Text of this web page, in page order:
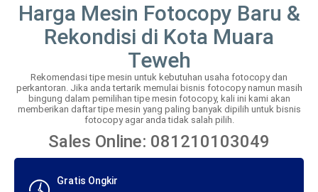
Harga Mesin Fotocopy Baru &
Rekondisi di Kota Muara
Teweh
Rekomendasi tipe mesin untuk kebutuhan usaha fotocopy dan
perkantoran. Jika anda tertarik memulai bisnis fotocopy namun masih
bingung dalam pemilihan tipe mesin fotocopy, kali ini kami akan
memberikan daftar tipe mesin yang paling banyak dipilih untuk bisnis
fotocopy agar anda tidak salah pilih.
Sales Online: 081210103049
Gratis Ongkir